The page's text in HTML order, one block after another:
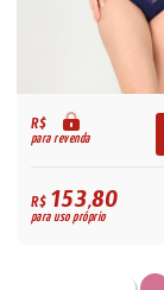
R$
para revenda
R$153,80
para uso próprio